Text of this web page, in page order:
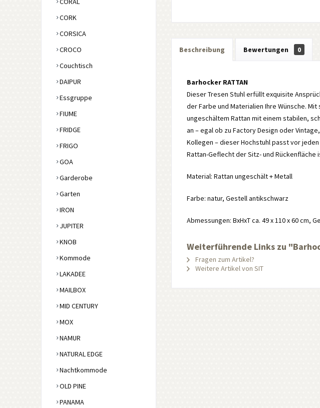
CORK
CORSICA
CROCO
Couchtisch
DAIPUR
Essgruppe
FIUME
FRIDGE
FRIGO
GOA
Garderobe
Garten
IRON
JUPITER
KNOB
Kommode
LAKADEE
MAILBOX
MID CENTURY
MOX
NAMUR
NATURAL EDGE
Nachtkommode
OLD PINE
PANAMA
Beschreibung Bewertungen 0
Barhocker RATTAN
Dieser Tresen Stuhl erfüllt exquisite
der Farbe und Materialien Ihre Wünsche.
ungeschältem Rattan mit einem stabilen,
an – egal ob zu Factory Design oder
Kollegen – dieser Hochstuhl passt vor
Rattan-Geflecht der Sitz- und
Material: Rattan ungeschält + Metall
Farbe: natur, Gestell antikschwarz
Abmessungen: BxHxT ca. 49 x 110 x 60 cm,
Weiterführende Links zu
Fragen zum Artikel?
Weitere Artikel von SIT